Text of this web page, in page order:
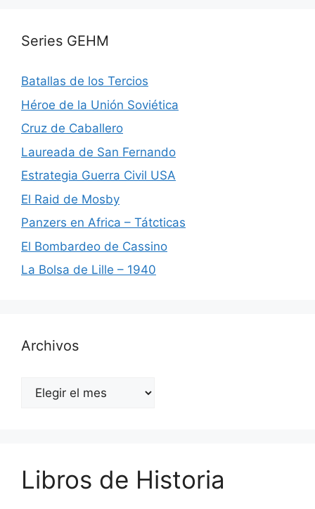
Series GEHM
Batallas de los Tercios
Héroe de la Unión Soviética
Cruz de Caballero
Laureada de San Fernando
Estrategia Guerra Civil USA
El Raid de Mosby
Panzers en Africa – Tátcticas
El Bombardeo de Cassino
La Bolsa de Lille – 1940
Archivos
Archivos
Libros de Historia